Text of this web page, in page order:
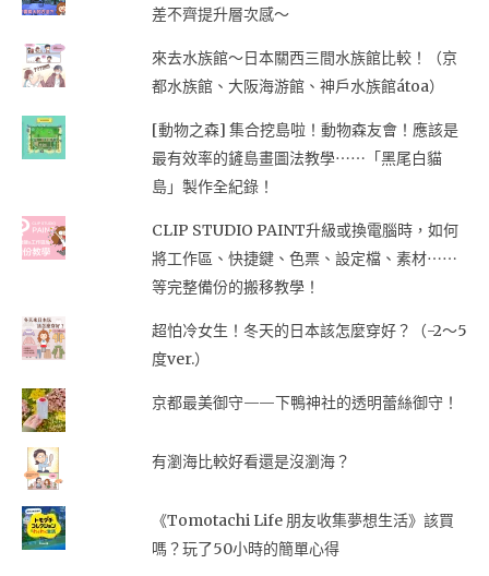
差不齊提升層次感～
來去水族館～日本關西三間水族館比較！（京
都水族館、大阪海游館、神戶水族館átoa）
[動物之森] 集合挖島啦！動物森友會！應該是
最有效率的鏟島畫圖法教學⋯⋯「黑尾白貓
島」製作全紀錄！
CLIP STUDIO PAINT升級或換電腦時，如何
將工作區、快捷鍵、色票、設定檔、素材⋯⋯
等完整備份的搬移教學！
超怕冷女生！冬天的日本該怎麼穿好？（-2～5
度ver.）
京都最美御守——下鴨神社的透明蕾絲御守！
有瀏海比較好看還是沒瀏海？
《Tomotachi Life 朋友收集夢想生活》該買
嗎？玩了50小時的簡單心得